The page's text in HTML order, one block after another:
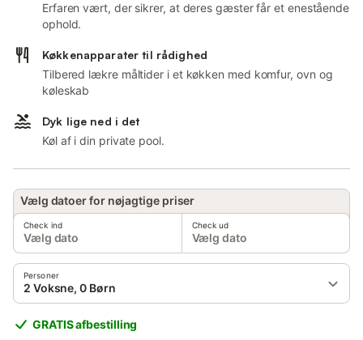
Erfaren vært, der sikrer, at deres gæster får et enestående
ophold.
Køkkenapparater til rådighed
Tilbered lækre måltider i et køkken med komfur, ovn og
køleskab
Dyk lige ned i det
Køl af i din private pool.
Vælg datoer for nøjagtige priser
Check ind
Vælg dato
Check ud
Vælg dato
Personer
2 Voksne, 0 Børn
GRATIS afbestilling